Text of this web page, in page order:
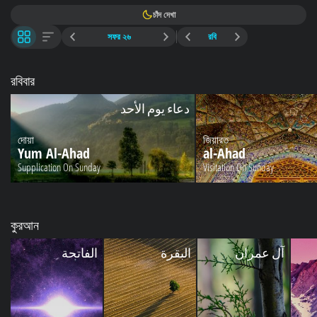
চাঁদ দেখা
সফর ২৬ রবি
রবিবার
دعاء يوم الأحد
দোয়া
Yum Al-Ahad
Supplication On Sunday
জিয়ারত
al-Ahad
Visitation On Sunday
কুরআন
الفاتحة البقرة آل عمران